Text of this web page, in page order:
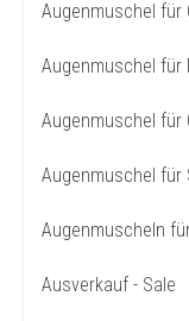
Augenmuschel für
Augenmuschel für
Augenmuschel für
Augenmuschel für
Augenmuscheln
Ausverkauf - Sale